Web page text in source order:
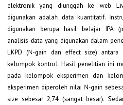
elektronik yang diunggah ke web
digunakan adalah data kuantitatif.
digunakan berupa hasil belajar IPA
analisis data yang digunakan dalam
LKPD (N-gain dan effect size) antara
kelompok kontrol. Hasil penelitian ini
pada kelompok eksperimen dan
eksperimen diperoleh nilai N-gain
size sebesar 2,74 (sangat besar).